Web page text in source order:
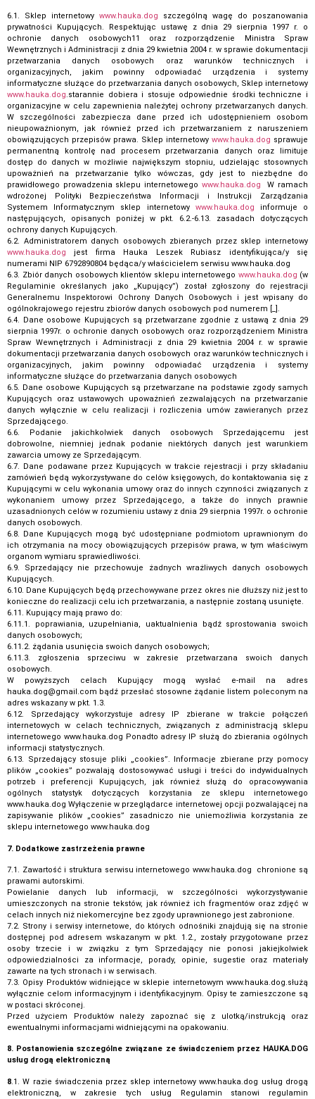
6.1. Sklep internetowy www.hauka.dog szczególną wagę do poszanowania
prywatności Kupujących. Respektując ustawę z dnia 29 sierpnia 1997 r. o
ochronie danych osobowych11 oraz rozporządzenie Ministra Spraw
Wewnętrznych i Administracji z dnia 29 kwietnia 2004 r. w sprawie dokumentacji
przetwarzania danych osobowych oraz warunków technicznych i
organizacyjnych, jakim powinny odpowiadać urządzenia i systemy
informatyczne służące do przetwarzania danych osobowych, Sklep internetowy
www.hauka.dog.starannie dobiera i stosuje odpowiednie środki techniczne i
organizacyjne w celu zapewnienia należytej ochrony przetwarzanych danych.
W szczególności zabezpiecza dane przed ich udostępnieniem osobom
nieupoważnionym, jak również przed ich przetwarzaniem z naruszeniem
obowiązujących przepisów prawa. Sklep internetowy www.hauka.dog sprawuje
permanentną kontrolę nad procesem przetwarzania danych oraz limituje
dostęp do danych w możliwie największym stopniu, udzielając stosownych
upoważnień na przetwarzanie tylko wówczas, gdy jest to niezbędne do
prawidłowego prowadzenia sklepu internetowego www.hauka.dog W ramach
wdrożonej Polityki Bezpieczeństwa Informacji i Instrukcji Zarządzania
Systemem Informatycznym sklep internetowy www.hauka.dog informuje o
następujących, opisanych poniżej w pkt. 6.2.-6.13. zasadach dotyczących
ochrony danych Kupujących.
6.2. Administratorem danych osobowych zbieranych przez sklep internetowy
www.hauka.dog jest firma Hauka Leszek Rubiasz identyfikująca/y się
numerami NIP 6792890804 będąca/y właścicielem serwisu www.hauka.dog
6.3. Zbiór danych osobowych klientów sklepu internetowego www.hauka.dog (w
Regulaminie określanych jako „Kupujący”) został zgłoszony do rejestracji
Generalnemu Inspektorowi Ochrony Danych Osobowych i jest wpisany do
ogólnokrajowego rejestru zbiorów danych osobowych pod numerem [_].
6.4. Dane osobowe Kupujących są przetwarzane zgodnie z ustawą z dnia 29
sierpnia 1997r. o ochronie danych osobowych oraz rozporządzeniem Ministra
Spraw Wewnętrznych i Administracji z dnia 29 kwietnia 2004 r. w sprawie
dokumentacji przetwarzania danych osobowych oraz warunków technicznych i
organizacyjnych, jakim powinny odpowiadać urządzenia i systemy
informatyczne służące do przetwarzania danych osobowych
6.5. Dane osobowe Kupujących są przetwarzane na podstawie zgody samych
Kupujących oraz ustawowych upoważnień zezwalających na przetwarzanie
danych wyłącznie w celu realizacji i rozliczenia umów zawieranych przez
Sprzedającego.
6.6. Podanie jakichkolwiek danych osobowych Sprzedającemu jest
dobrowolne, niemniej jednak podanie niektórych danych jest warunkiem
zawarcia umowy ze Sprzedającym.
6.7. Dane podawane przez Kupujących w trakcie rejestracji i przy składaniu
zamówień będą wykorzystywane do celów księgowych, do kontaktowania się z
Kupującymi w celu wykonania umowy oraz do innych czynności związanych z
wykonaniem umowy przez Sprzedającego, a także do innych prawnie
uzasadnionych celów w rozumieniu ustawy z dnia 29 sierpnia 1997r. o ochronie
danych osobowych.
6.8. Dane Kupujących mogą być udostępniane podmiotom uprawnionym do
ich otrzymania na mocy obowiązujących przepisów prawa, w tym właściwym
organom wymiaru sprawiedliwości.
6.9. Sprzedający nie przechowuje żadnych wrażliwych danych osobowych
Kupujących.
6.10. Dane Kupujących będą przechowywane przez okres nie dłuższy niż jest to
konieczne do realizacji celu ich przetwarzania, a następnie zostaną usunięte.
6.11. Kupujący mają prawo do:
6.11.1. poprawiania, uzupełniania, uaktualnienia bądź sprostowania swoich
danych osobowych;
6.11.2. żądania usunięcia swoich danych osobowych;
6.11.3. zgłoszenia sprzeciwu w zakresie przetwarzana swoich danych
osobowych.
W powyższych celach Kupujący mogą wysłać e-mail na adres
hauka.dog@gmail.com bądź przesłać stosowne żądanie listem poleconym na
adres wskazany w pkt. 1.3.
6.12. Sprzedający wykorzystuje adresy IP zbierane w trakcie połączeń
internetowych w celach technicznych, związanych z administracją sklepu
internetowego www.hauka.dog Ponadto adresy IP służą do zbierania ogólnych
informacji statystycznych.
6.13. Sprzedający stosuje pliki „cookies”. Informacje zbierane przy pomocy
plików „cookies” pozwalają dostosowywać usługi i treści do indywidualnych
potrzeb i preferencji Kupujących, jak również służą do opracowywania
ogólnych statystyk dotyczących korzystania ze sklepu internetowego
www.hauka.dog Wyłączenie w przeglądarce internetowej opcji pozwalającej na
zapisywanie plików „cookies” zasadniczo nie uniemożliwia korzystania ze
sklepu internetowego www.hauka.dog
7. Dodatkowe zastrzeżenia prawne
7.1. Zawartość i struktura serwisu internetowego www.hauka.dog chronione są
prawami autorskimi.
Powielanie danych lub informacji, w szczególności wykorzystywanie
umieszczonych na stronie tekstów, jak również ich fragmentów oraz zdjęć w
celach innych niż niekomercyjne bez zgody uprawnionego jest zabronione.
7.2. Strony i serwisy internetowe, do których odnośniki znajdują się na stronie
dostępnej pod adresem wskazanym w pkt. 1.2., zostały przygotowane przez
osoby trzecie i w związku z tym Sprzedający nie ponosi jakiejkolwiek
odpowiedzialności za informacje, porady, opinie, sugestie oraz materiały
zawarte na tych stronach i w serwisach.
7.3. Opisy Produktów widniejące w sklepie internetowym www.hauka.dog.służą
wyłącznie celom informacyjnym i identyfikacyjnym. Opisy te zamieszczone są
w postaci skróconej.
Przed użyciem Produktów należy zapoznać się z ulotką/instrukcją oraz
ewentualnymi informacjami widniejącymi na opakowaniu.
8. Postanowienia szczególne związane ze świadczeniem przez HAUKA.DOG
usług drogą elektroniczną
8.1. W razie świadczenia przez sklep internetowy www.hauka.dog usług drogą
elektroniczną, w zakresie tych usług Regulamin stanowi regulamin